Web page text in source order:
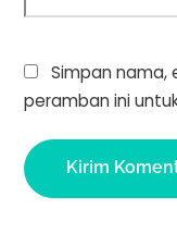
Simpan nama,
peramban ini